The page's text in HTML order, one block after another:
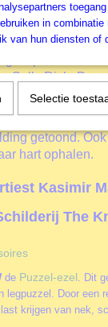
Malevich.
de prachtigste
puzzels
Sally Rich,
heeft ook een
in de wereld
getoond.
hart ophalen.
Kasimir
The
de Puzzel-ezel. Dit
legpuzzel. Door een
krijgen van nek,
in
van hun diensten of
Selectie